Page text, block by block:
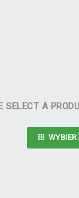
SELECT A